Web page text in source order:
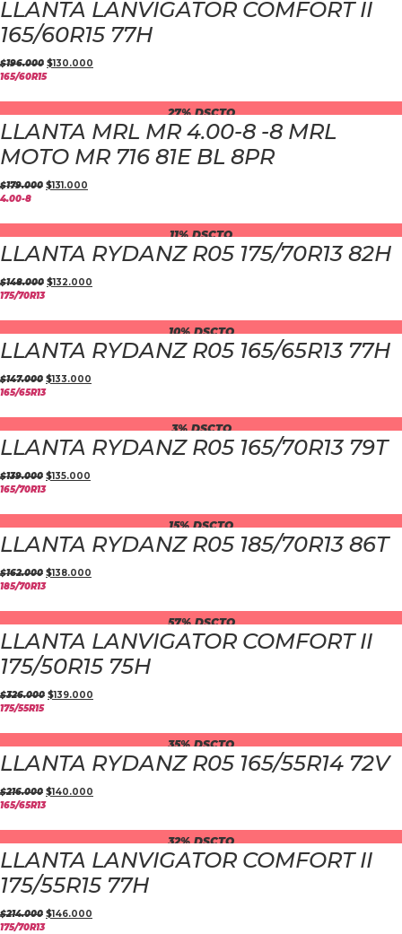
LLANTA LANVIGATOR COMFORT II
165/60R15 77H
$196.000 $130.000
165/60R15
27% DSCTO
LLANTA MRL MR 4.00-8 -8 MRL
MOTO MR 716 81E BL 8PR
$179.000 $131.000
4.00-8
11% DSCTO
LLANTA RYDANZ R05 175/70R13 82H
$148.000 $132.000
175/70R13
10% DSCTO
LLANTA RYDANZ R05 165/65R13 77H
$147.000 $133.000
165/65R13
3% DSCTO
LLANTA RYDANZ R05 165/70R13 79T
$139.000 $135.000
165/70R13
15% DSCTO
LLANTA RYDANZ R05 185/70R13 86T
$162.000 $138.000
185/70R13
57% DSCTO
LLANTA LANVIGATOR COMFORT II
175/50R15 75H
$326.000 $139.000
175/55R15
35% DSCTO
LLANTA RYDANZ R05 165/55R14 72V
$216.000 $140.000
165/65R13
32% DSCTO
LLANTA LANVIGATOR COMFORT II
175/55R15 77H
$214.000 $146.000
175/70R13